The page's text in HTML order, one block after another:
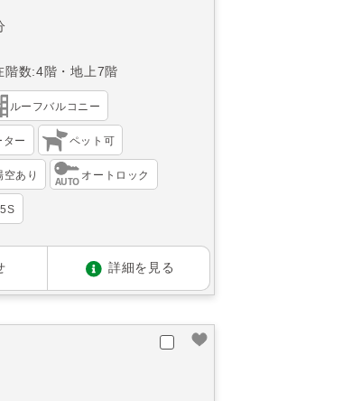
階数:4階・地上7階
ルーフバルコニー
ター ペット可
空あり オートロック
詳細を見る